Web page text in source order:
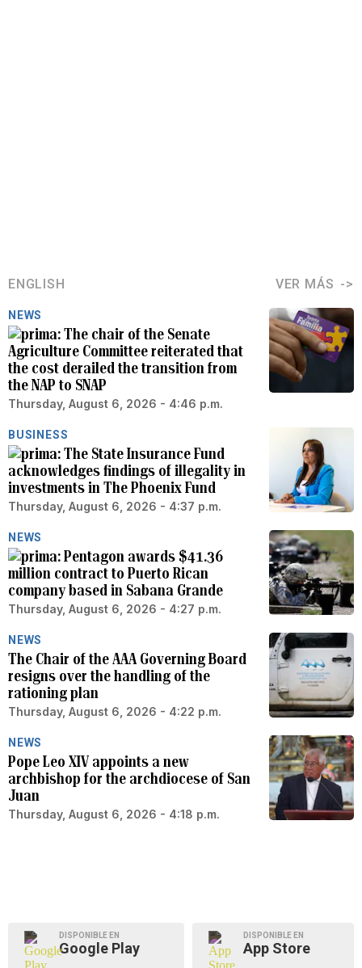
ENGLISH VER MÁS
NEWS
The chair of the Senate
Agriculture Committee reiterated that
the cost derailed the transition from
the NAP to SNAP
Thursday, August 6, 2026 - 4:46 p.m.
BUSINESS
The State Insurance Fund
acknowledges findings of illegality in
investments in The Phoenix Fund
Thursday, August 6, 2026 - 4:37 p.m.
NEWS
Pentagon awards $41.36
million contract to Puerto Rican
company based in Sabana Grande
Thursday, August 6, 2026 - 4:27 p.m.
NEWS
The Chair of the AAA Governing Board
resigns over the handling of the
rationing plan
Thursday, August 6, 2026 - 4:22 p.m.
NEWS
Pope Leo XIV appoints a new
archbishop for the archdiocese of San
Juan
Thursday, August 6, 2026 - 4:18 p.m.
DISPONIBLE EN
Google Play
DISPONIBLE EN
App Store